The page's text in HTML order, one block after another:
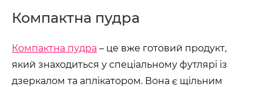
Компактна пудра
Компактна пудра – це вже готовий продукт,
який знаходиться у спеціальному футлярі із
дзеркалом та аплікатором. Вона є щільним